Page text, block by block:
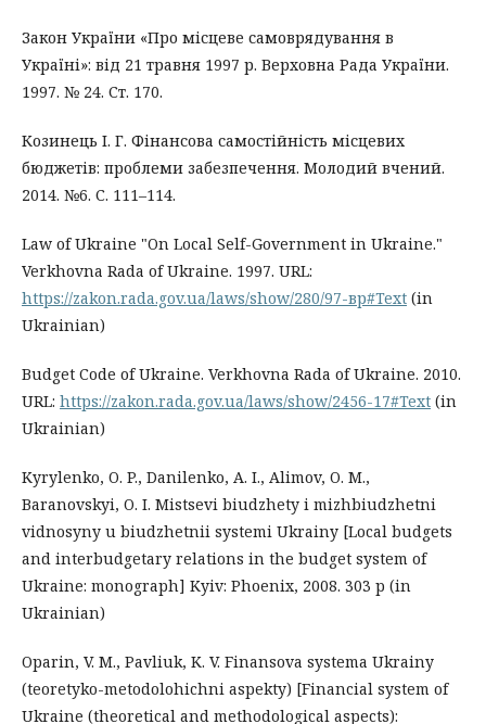
Закон України «Про місцеве самоврядування в
Україні»: від 21 травня 1997 р. Верховна Рада України.
1997. № 24. Ст. 170.
Козинець І. Г. Фінансова самостійність місцевих
бюджетів: проблеми забезпечення. Молодий вчений.
2014. №6. С. 111–114.
Law of Ukraine "On Local Self-Government in Ukraine."
Verkhovna Rada of Ukraine. 1997. URL:
https://zakon.rada.gov.ua/laws/show/280/97-вр#Text (in
Ukrainian)
Budget Code of Ukraine. Verkhovna Rada of Ukraine. 2010.
URL: https://zakon.rada.gov.ua/laws/show/2456-17#Text (in
Ukrainian)
Kyrylenko, O. P., Danilenko, A. I., Alimov, O. M.,
Baranovskyi, O. I. Mistsevi biudzhety i mizhbiudzhetni
vidnosyny u biudzhetnii systemi Ukrainy [Local budgets
and interbudgetary relations in the budget system of
Ukraine: monograph] Kyiv: Phoenix, 2008. 303 p (in
Ukrainian)
Oparin, V. M., Pavliuk, K. V. Finansova systema Ukrainy
(teoretyko-metodolohichni aspekty) [Financial system of
Ukraine (theoretical and methodological aspects):